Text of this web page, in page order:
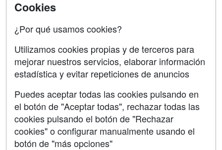
Acceso Centros
Contactar
Confidencialidad
Aviso legal
Copyleft
Cookies
¿Por qué usamos cookies?
Utilizamos cookies propias y de terceros para
mejorar nuestros servicios, elaborar información
estadística y evitar repeticiones de anuncios
Puedes aceptar todas las cookies pulsando en
el botón de "Aceptar todas", rechazar todas las
cookies pulsando el botón de "Rechazar
cookies" o configurar manualmente usando el
botón de "más opciones"